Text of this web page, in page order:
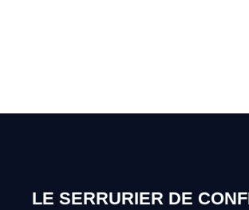
LE SERRURIER DE